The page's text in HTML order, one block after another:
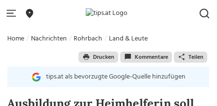
Home Nachrichten Rohrbach Land & Leute
Drucken Kommentare Teilen
tips.at als bevorzugte Google-Quelle hinzufügen